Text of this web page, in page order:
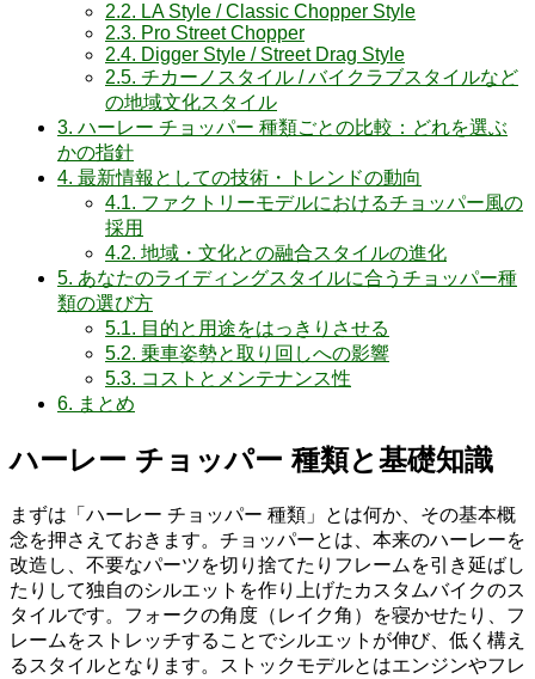
2.2. LA Style / Classic Chopper Style
2.3. Pro Street Chopper
2.4. Digger Style / Street Drag Style
2.5. チカーノスタイル / バイクラブスタイルなど
の地域文化スタイル
3. ハーレー チョッパー 種類ごとの比較：どれを選ぶ
かの指針
4. 最新情報としての技術・トレンドの動向
4.1. ファクトリーモデルにおけるチョッパー風の
採用
4.2. 地域・文化との融合スタイルの進化
5. あなたのライディングスタイルに合うチョッパー種
類の選び方
5.1. 目的と用途をはっきりさせる
5.2. 乗車姿勢と取り回しへの影響
5.3. コストとメンテナンス性
6. まとめ
ハーレー チョッパー 種類と基礎知識
まずは「ハーレー チョッパー 種類」とは何か、その基本概
念を押さえておきます。チョッパーとは、本来のハーレーを
改造し、不要なパーツを切り捨てたりフレームを引き延ばし
たりして独自のシルエットを作り上げたカスタムバイクのス
タイルです。フォークの角度（レイク角）を寝かせたり、フ
レームをストレッチすることでシルエットが伸び、低く構え
るスタイルとなります。ストックモデルとはエンジンやフレ